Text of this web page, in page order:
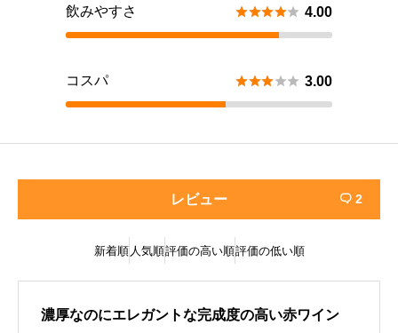
飲みやすさ  4.00
コスパ  3.00
レビュー  2
新着順 人気順評価の高い順評価の低い順
濃厚なのにエレガントな完成度の高い赤ワイン